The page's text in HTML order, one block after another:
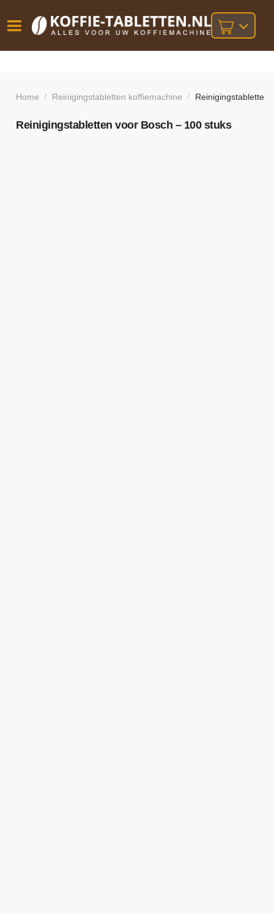
besteld,
volgende
bij orders
boven
Home / Reinigingstabletten koffiemachine / Reinigingstabletten
Reinigingstabletten voor Bosch – 100 stuks